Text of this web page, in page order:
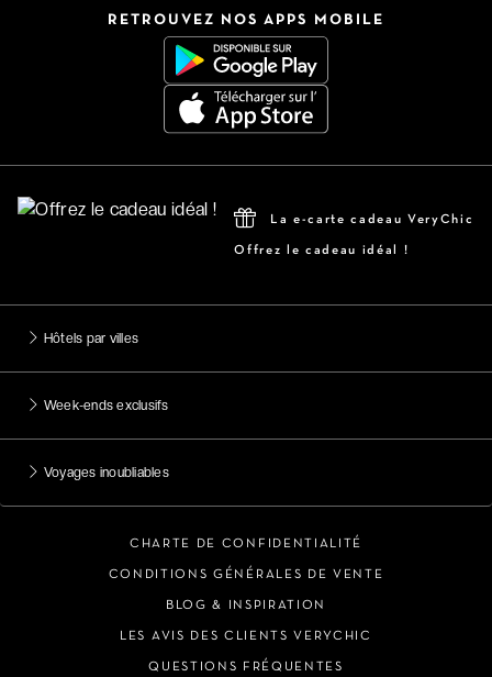
RETROUVEZ NOS APPS MOBILE
La e-carte cadeau VeryChic
Offrez le cadeau idéal !
Hôtels par villes
Week-ends exclusifs
Voyages inoubliables
CHARTE DE CONFIDENTIALITÉ
CONDITIONS GÉNÉRALES DE VENTE
BLOG & INSPIRATION
LES AVIS DES CLIENTS VERYCHIC
QUESTIONS FRÉQUENTES